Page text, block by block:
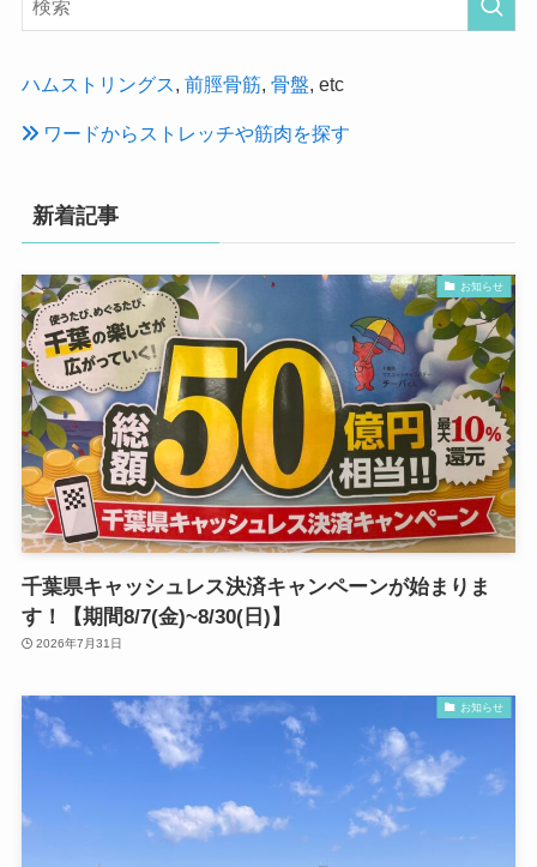
ハムストリングス, 前脛骨筋, 骨盤, etc
ワードからストレッチや筋肉を探す
新着記事
お知らせ
千葉県キャッシュレス決済キャンペーンが始まりま
す！【期間8/7(金)~8/30(日)】
2026年7月31日
お知らせ